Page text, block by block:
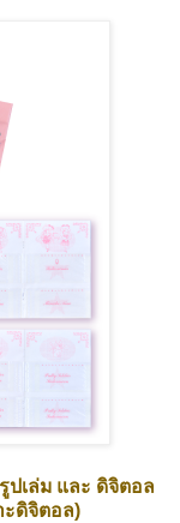
เล่ม และ ดิจิตอล
ะดิจิตอล)